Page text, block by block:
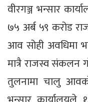
वीरगञ्ज भन्सार
७५ अर्ब ५९ करोड
आव सोही अवधिमा
मात्रै राजस्व संकलन
तुलनामा चालु